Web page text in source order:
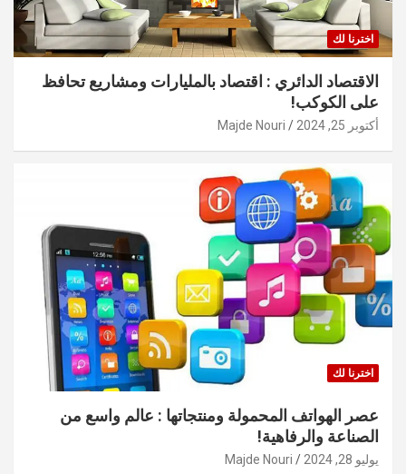
اخترنا لك
الاقتصاد الدائري : اقتصاد بالمليارات ومشاريع تحافظ
على الكوكب!
أكتوبر 25, 2024 Majde Nouri
اخترنا لك
عصر الهواتف المحمولة ومنتجاتها : عالم واسع من
الصناعة والرفاهية!
يوليو 28, 2024 Majde Nouri